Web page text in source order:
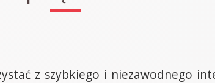
z szybkiego i niezawodnego